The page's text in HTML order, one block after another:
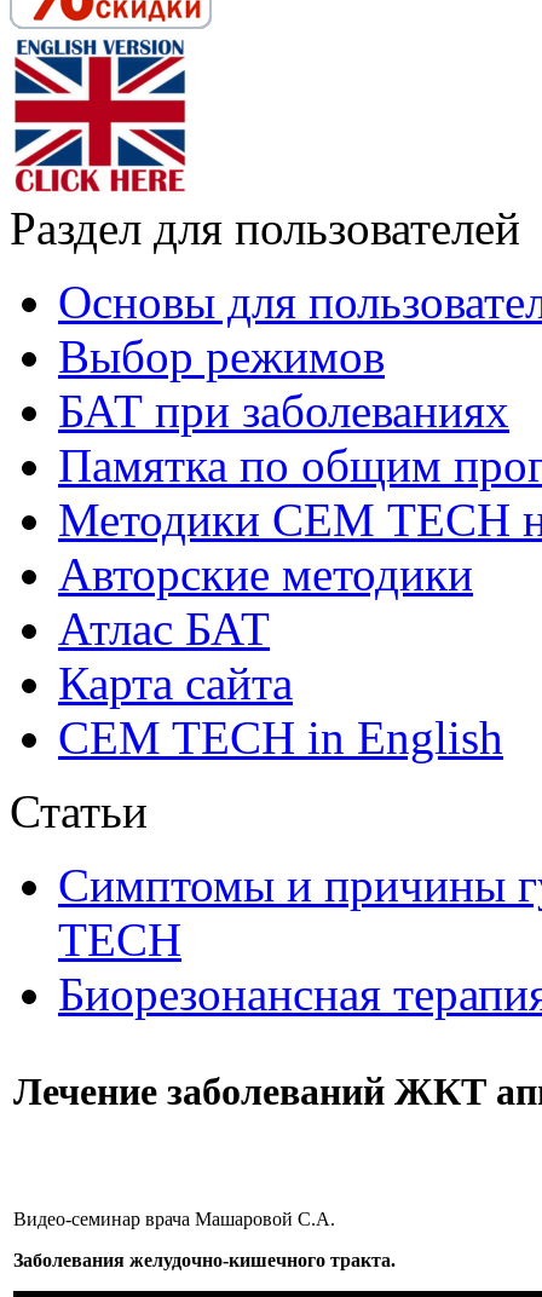
Раздел для пользователей
Основы для
Выбор режимов
БАТ при заболеваниях
Памятка по общим
Методики СЕМ ТЕСН
Авторские методики
Атлас БАТ
Карта сайта
CEM TECH in English
Статьи
Симптомы и причины
ТЕСН
Биорезонансная
Лечение заболеваний ЖКТ
Видео-семинар врача Машаровой С.А.
Заболевания желудочно-кишечного тракта.